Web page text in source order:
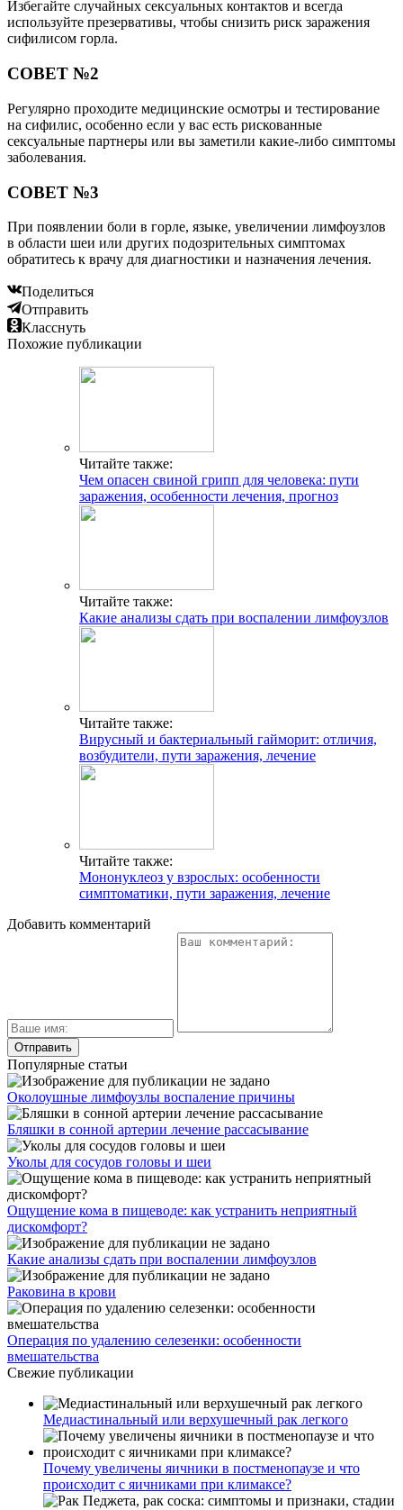
Избегайте случайных сексуальных контактов и всегда
используйте презервативы, чтобы снизить риск заражения
сифилисом горла.
СОВЕТ №2
Регулярно проходите медицинские осмотры и тестирование
на сифилис, особенно если у вас есть рискованные
сексуальные партнеры или вы заметили какие-либо симптомы
заболевания.
СОВЕТ №3
При появлении боли в горле, языке, увеличении лимфоузлов
в области шеи или других подозрительных симптомах
обратитесь к врачу для диагностики и назначения лечения.
Поделиться
Отправить
Класснуть
Похожие публикации
Читайте также:
Чем опасен свиной грипп для человека: пути
заражения, особенности лечения, прогноз
Читайте также:
Какие анализы сдать при воспалении лимфоузлов
Читайте также:
Вирусный и бактериальный гайморит: отличия,
возбудители, пути заражения, лечение
Читайте также:
Мононуклеоз у взрослых: особенности
симптоматики, пути заражения, лечение
Добавить комментарий
Популярные статьи
Околоушные лимфоузлы воспаление причины
Бляшки в сонной артерии лечение рассасывание
Уколы для сосудов головы и шеи
Ощущение кома в пищеводе: как устранить неприятный
дискомфорт?
Какие анализы сдать при воспалении лимфоузлов
Раковина в крови
Операция по удалению селезенки: особенности
вмешательства
Свежие публикации
Медиастинальный или верхушечный рак легкого
Почему увеличены яичники в постменопаузе и что
происходит с яичниками при климаксе?